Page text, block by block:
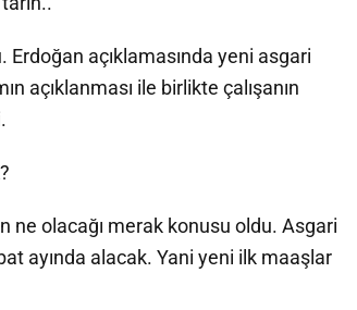
açıklamasında yeni asgari
açıklanması ile birlikte çalışanın
ne olacağı merak konusu oldu. Asgari
ayında alacak. Yani yeni ilk maaşlar